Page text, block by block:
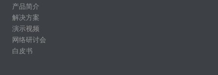
产品简介
解决方案
演示视频
网络研讨会
白皮书